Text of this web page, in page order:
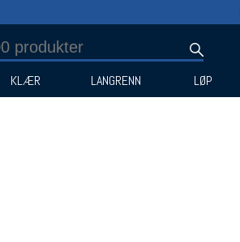
KLÆR LANGRENN LØP